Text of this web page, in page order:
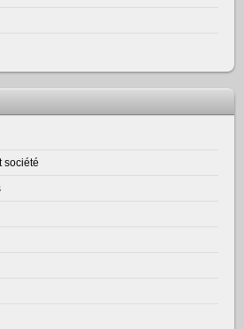
société